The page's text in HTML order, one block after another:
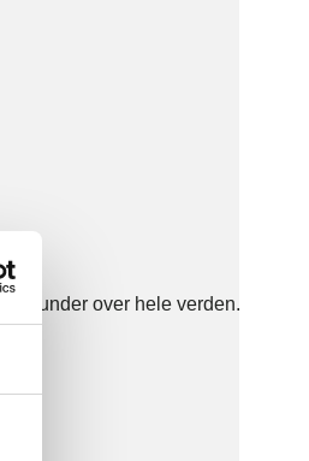
kunder over hele verden.